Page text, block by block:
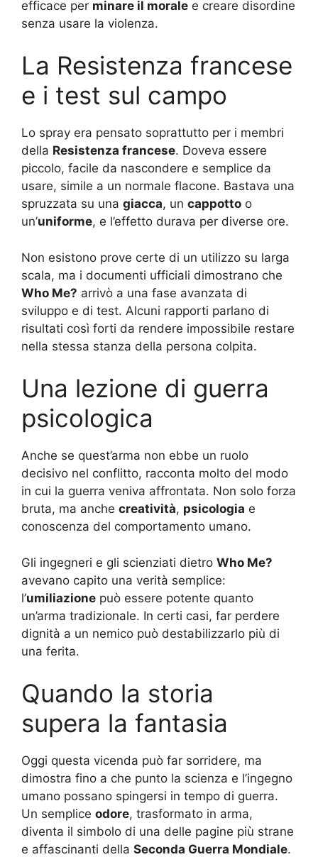
efficace per minare il morale e creare disordine
senza usare la violenza.
La Resistenza francese
e i test sul campo
Lo spray era pensato soprattutto per i membri
della Resistenza francese. Doveva essere
piccolo, facile da nascondere e semplice da
usare, simile a un normale flacone. Bastava una
spruzzata su una giacca, un cappotto o
un’uniforme, e l’effetto durava per diverse ore.
Non esistono prove certe di un utilizzo su larga
scala, ma i documenti ufficiali dimostrano che
Who Me? arrivò a una fase avanzata di
sviluppo e di test. Alcuni rapporti parlano di
risultati così forti da rendere impossibile restare
nella stessa stanza della persona colpita.
Una lezione di guerra
psicologica
Anche se quest’arma non ebbe un ruolo
decisivo nel conflitto, racconta molto del modo
in cui la guerra veniva affrontata. Non solo forza
bruta, ma anche creatività, psicologia e
conoscenza del comportamento umano.
Gli ingegneri e gli scienziati dietro Who Me?
avevano capito una verità semplice:
l’umiliazione può essere potente quanto
un’arma tradizionale. In certi casi, far perdere
dignità a un nemico può destabilizzarlo più di
una ferita.
Quando la storia
supera la fantasia
Oggi questa vicenda può far sorridere, ma
dimostra fino a che punto la scienza e l’ingegno
umano possano spingersi in tempo di guerra.
Un semplice odore, trasformato in arma,
diventa il simbolo di una delle pagine più strane
e affascinanti della Seconda Guerra Mondiale.